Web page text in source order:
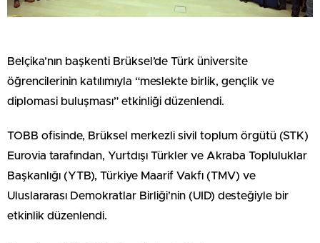
Belçika’nın başkenti Brüksel’de Türk üniversite
öğrencilerinin katılımıyla “meslekte birlik, gençlik ve
diplomasi buluşması” etkinliği düzenlendi.
TOBB ofisinde, Brüksel merkezli sivil toplum örgütü (STK)
Eurovia tarafından, Yurtdışı Türkler ve Akraba Topluluklar
Başkanlığı (YTB), Türkiye Maarif Vakfı (TMV) ve
Uluslararası Demokratlar Birliği’nin (UID) desteğiyle bir
etkinlik düzenlendi.